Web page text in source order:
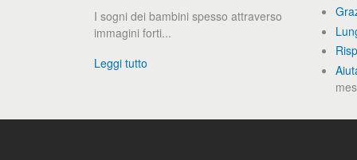
I sogni dei bambini spesso attraverso
immagini forti...
Leggi tutto